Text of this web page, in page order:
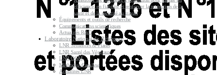
efficience, en fiabilité et renforcer la protection de la
santé et de la sécurité au travail
Équipements et outils de recherche
Communications scientifiques
Actualités R&D
Laboratoire National de Référence
LNR Semences & Plants
LNR Santé des Végétaux
LNR OGM
Méthodes d’analyse
Actualités LNR